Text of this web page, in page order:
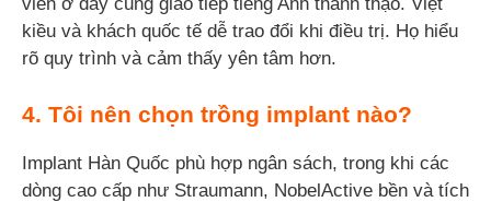
kiều và khách quốc tế dễ trao đổi khi điều trị. Họ hiểu
rõ quy trình và cảm thấy yên tâm hơn.
4. Tôi nên chọn trồng implant nào?
Implant Hàn Quốc phù hợp ngân sách, trong khi các
dòng cao cấp như Straumann, NobelActive bền và tích